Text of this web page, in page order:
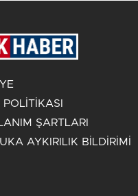
POLİTİKASI
ŞARTLARI
AYKIRILIK BİLDİRİMİ